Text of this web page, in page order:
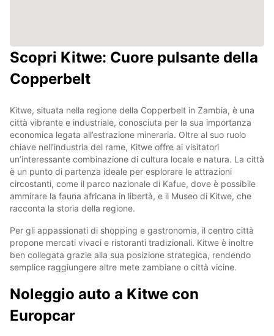
Scopri Kitwe: Cuore pulsante della
Copperbelt
Kitwe, situata nella regione della Copperbelt in Zambia, è una
città vibrante e industriale, conosciuta per la sua importanza
economica legata all’estrazione mineraria. Oltre al suo ruolo
chiave nell’industria del rame, Kitwe offre ai visitatori
un’interessante combinazione di cultura locale e natura. La città
è un punto di partenza ideale per esplorare le attrazioni
circostanti, come il parco nazionale di Kafue, dove è possibile
ammirare la fauna africana in libertà, e il Museo di Kitwe, che
racconta la storia della regione.
Per gli appassionati di shopping e gastronomia, il centro città
propone mercati vivaci e ristoranti tradizionali. Kitwe è inoltre
ben collegata grazie alla sua posizione strategica, rendendo
semplice raggiungere altre mete zambiane o città vicine.
Noleggio auto a Kitwe con
Europcar